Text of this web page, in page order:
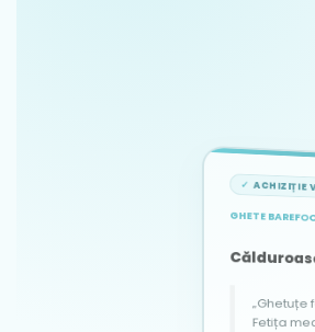
ACHIZIȚIE
GHETE
„Ghetuțe
Fetița mea zboară